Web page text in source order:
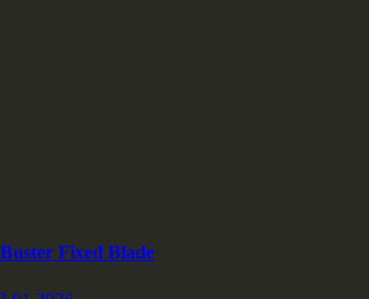
Fixed Blade